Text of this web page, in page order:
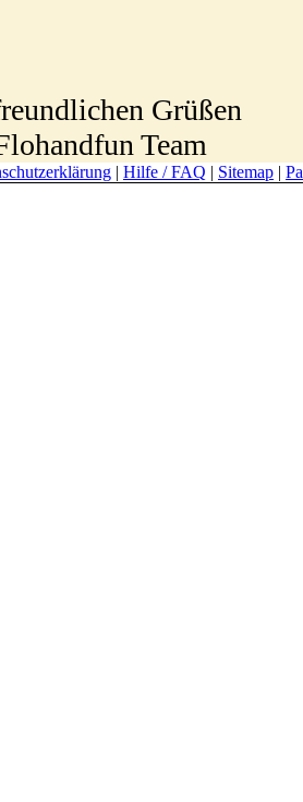
Grüßen
Team
| Hilfe / FAQ | Sitemap |